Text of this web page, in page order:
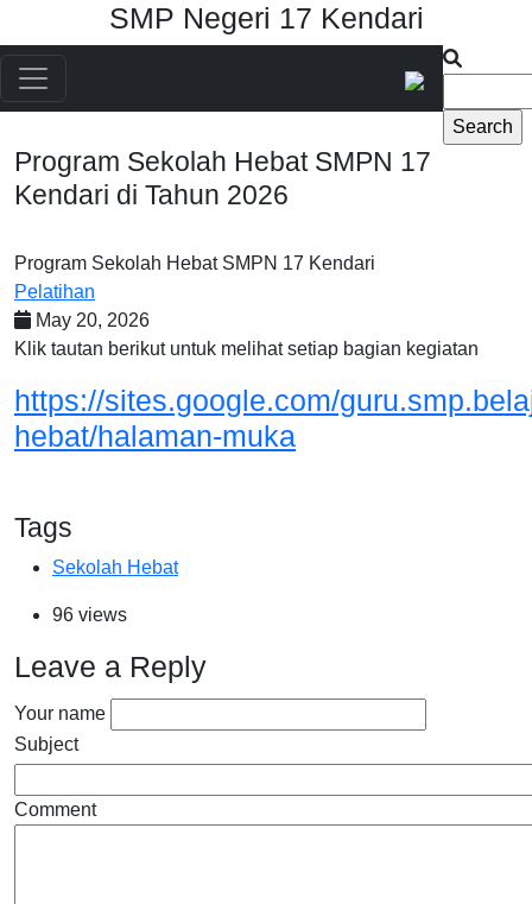
Skip to main contentSMP Negeri 17 Kendari
Main navigation
Program Sekolah Hebat SMPN 17
Kendari di Tahun 2026
Program Sekolah Hebat SMPN 17 Kendari
Pelatihan
May 20, 2026
Klik tautan berikut untuk melihat setiap bagian kegiatan
https://sites.google.com/
hebat/halaman-muka
Tags
Sekolah Hebat
96 views
Leave a Reply
Your name
Subject
Comment